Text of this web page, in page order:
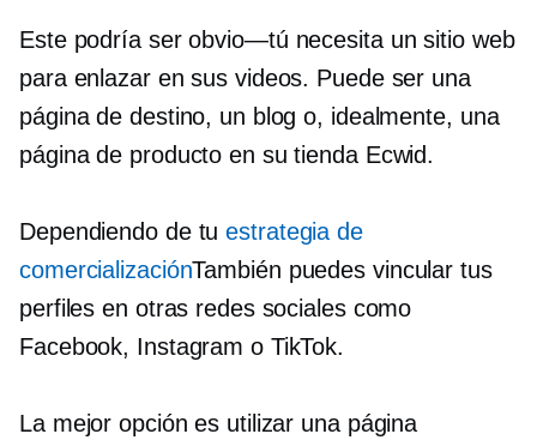
Este podría serobvio—tú necesita un sitio web
para enlazar en sus videos. Puede ser una
página de destino, un blog o, idealmente, una
página de producto en su tienda Ecwid.
Dependiendo de tuestrategia de
comercializaciónTambién puedes vincular tus
perfiles en otras redes sociales como
Facebook, Instagram o TikTok.
La mejor opción es utilizar una página